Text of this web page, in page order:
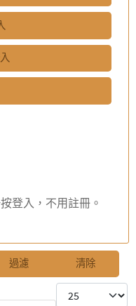
登入，不用註冊。
過濾 清除
每頁顯示條數